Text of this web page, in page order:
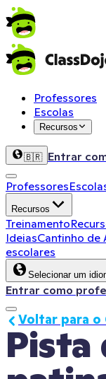
Professores
Escolas
Recursos
🇧🇷 Entrar
Professores
Recursos
Treinamento
IdeiasCantinho de
escolares
Selecionar um
Entrar como
Pista
Voltar para o